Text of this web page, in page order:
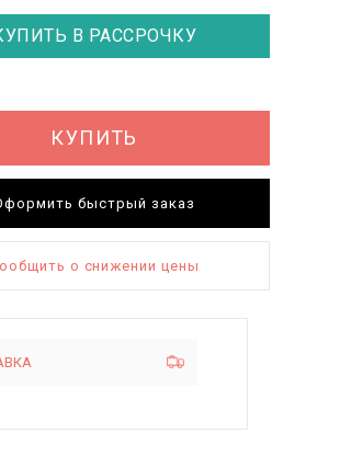
В РАССРОЧКУ
КУПИТЬ
быстрый заказ
о снижении цены